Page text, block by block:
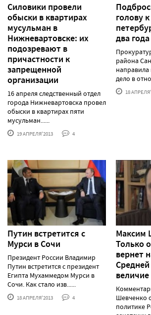
Силовики провели
обыски в квартирах
мусульман в
Нижневартовске: их
подозревают в
причастности к
запрещенной
организации
16 апреля следственный отдел
города Нижневартовска провел
обыски в квартирах пяти
мусульман......
19 АПРЕЛЯ'2013 4
голову
два
района
направила
дело в
18
Путин встретится с
Мурси в Сочи
Президент России Владимир
Путин встретится с президент
Египта Мухаммедом Мурси в
Сочи. Как стало изв......
18 АПРЕЛЯ'2013 4
Максим
Только
вернет
величие
Шевченко
политике